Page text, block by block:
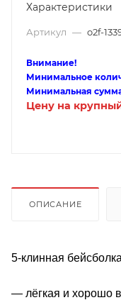
Характеристики
Артикул — o2f-
Внимание!
Минимальное
Минимальная
Цену на
ОПИСАНИЕ
5-клинная
— лёгкая и хорошо